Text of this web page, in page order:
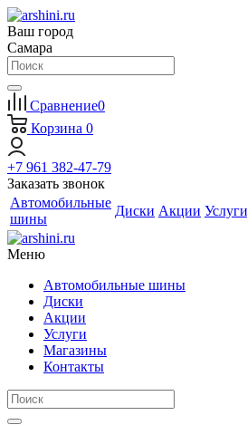
Ваш город
Самара
Сравнение0
Корзина 0
+7 961 382-47-79
Заказать звонок
Автомобильные
шины
Диски Акции Услуги
Меню
Автомобильные шины
Диски
Акции
Услуги
Магазины
Контакты